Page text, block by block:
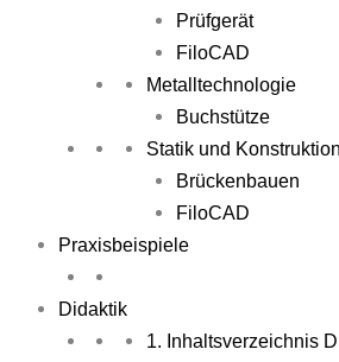
Prüfgerät
FiloCAD
Metalltechnologie
Buchstütze
Statik und Konstruktion
Brückenbauen
FiloCAD
Praxisbeispiele
Didaktik
1. Inhaltsverzeichnis